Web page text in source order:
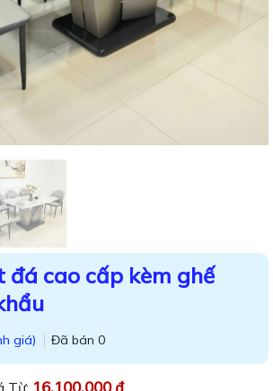
đá cao cấp kèm ghế
giá) Đã bán 0
Từ: 16.100.000₫